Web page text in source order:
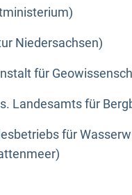
Niedersachsen)
für
Landesamts für
für